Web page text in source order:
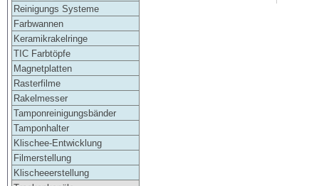
Reinigungs Systeme
Farbwannen
Keramikrakelringe
TIC Farbtöpfe
Magnetplatten
Rasterfilme
Rakelmesser
Tamponreinigungsbänder
Tamponhalter
Klischee-Entwicklung
Filmerstellung
Klischeeerstellung